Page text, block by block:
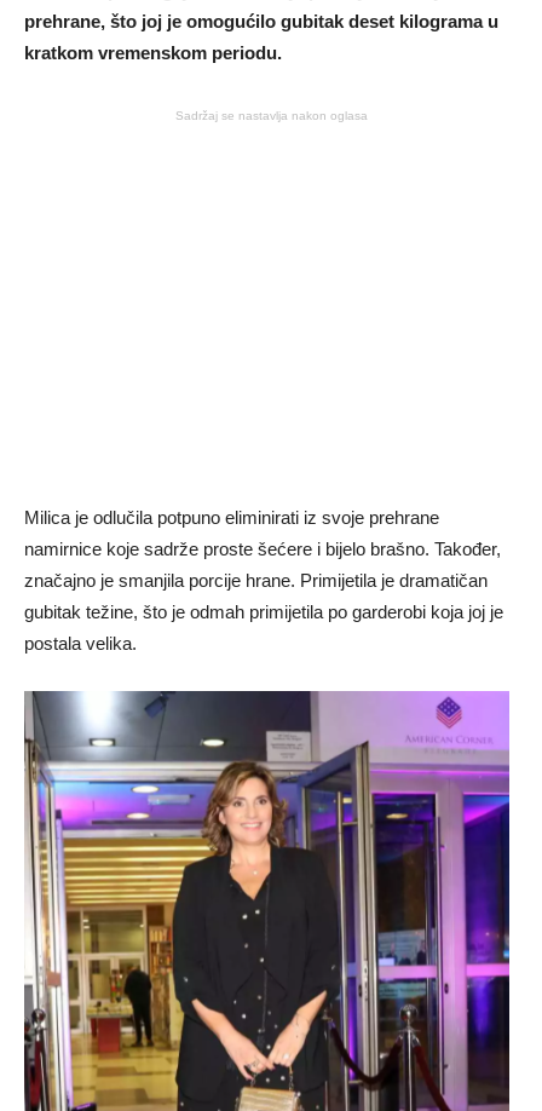
prehrane, što joj je omogućilo gubitak deset kilograma u
kratkom vremenskom periodu.
Sadržaj se nastavlja nakon oglasa
Milica je odlučila potpuno eliminirati iz svoje prehrane
namirnice koje sadrže proste šećere i bijelo brašno. Također,
značajno je smanjila porcije hrane. Primijetila je dramatičan
gubitak težine, što je odmah primijetila po garderobi koja joj je
postala velika.